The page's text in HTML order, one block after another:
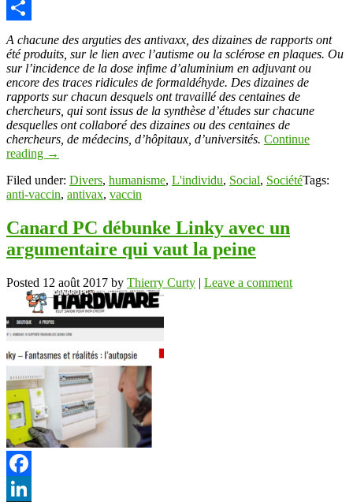
Copy
Link
Partager
A chacune des arguties des antivaxx, des dizaines de rapports ont
été produits, sur le lien avec l’autisme ou la sclérose en plaques. Ou
sur l’incidence de la dose infime d’aluminium en adjuvant ou
encore des traces ridicules de formaldéhyde. Des dizaines de
rapports sur chacun desquels ont travaillé des centaines de
chercheurs, qui sont issus de la synthèse d’études sur chacune
desquelles ont collaboré des dizaines ou des centaines de
chercheurs, de médecins, d’hôpitaux, d’universités. Continue
reading →
Filed under: Divers, humanisme, L'individu, Social, SociétéTags:
anti-vaccin, antivax, vaccin
Canard PC débunke Linky avec un
argumentaire qui vaut la peine
Posted 12 août 2017 by Thierry Curty | Leave a comment
Facebook